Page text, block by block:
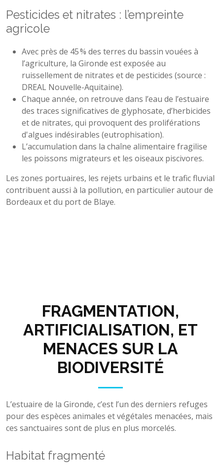
Pesticides et nitrates : l’empreinte
agricole
Avec près de 45 % des terres du bassin vouées à
l’agriculture, la Gironde est exposée au
ruissellement de nitrates et de pesticides (source :
DREAL Nouvelle-Aquitaine).
Chaque année, on retrouve dans l’eau de l’estuaire
des traces significatives de glyphosate, d’herbicides
et de nitrates, qui provoquent des proliférations
d'algues indésirables (eutrophisation).
L’accumulation dans la chaîne alimentaire fragilise
les poissons migrateurs et les oiseaux piscivores.
Les zones portuaires, les rejets urbains et le trafic fluvial
contribuent aussi à la pollution, en particulier autour de
Bordeaux et du port de Blaye.
FRAGMENTATION,
ARTIFICIALISATION, ET
MENACES SUR LA
BIODIVERSITÉ
L’estuaire de la Gironde, c’est l’un des derniers refuges
pour des espèces animales et végétales menacées, mais
ces sanctuaires sont de plus en plus morcelés.
Habitat fragmenté